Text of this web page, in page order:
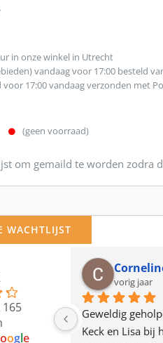
in onze winkel in Utrecht
vandaag voor 17:00 besteld
17:00 vandaag verzonden met
(geen voorraad)
om gemaild te worden zodra
WACHTLIJST
oogle
de
vorig jaar
Geweldig
Keck en Lisa bij